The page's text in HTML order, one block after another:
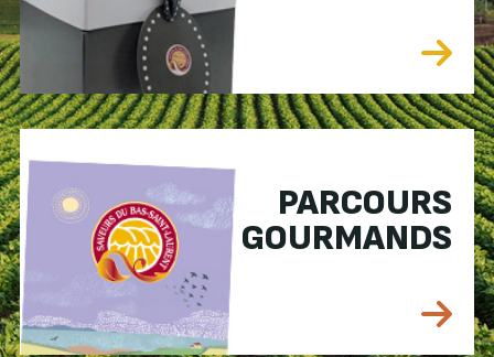
PARCOURS
GOURMANDS